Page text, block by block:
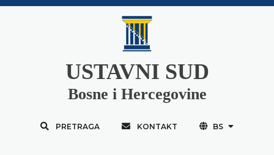
USTAVNI SUD
Bosne i Hercegovine
PRETRAGA KONTAKT BS